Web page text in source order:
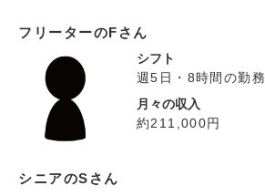
フリーターのFさん
シフト
週5日・8時間の勤務
月々の収入
約211,000円
シニアのSさん